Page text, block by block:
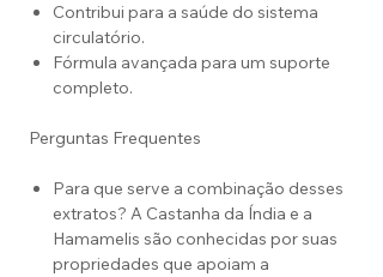
Contribui para a saúde do sistema
circulatório.
Fórmula avançada para um suporte
completo.
Perguntas Frequentes
Para que serve a combinação desses
extratos? A Castanha da Índia e a
Hamamelis são conhecidas por suas
propriedades que apoiam a